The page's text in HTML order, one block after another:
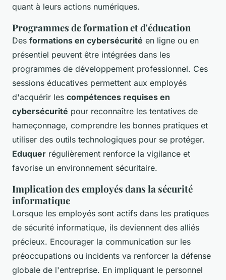
quant à leurs actions numériques.
Programmes de formation et d'éducation
Des formations en cybersécurité en ligne ou en
présentiel peuvent être intégrées dans les
programmes de développement professionnel. Ces
sessions éducatives permettent aux employés
d'acquérir les compétences requises en
cybersécurité pour reconnaître les tentatives de
hameçonnage, comprendre les bonnes pratiques et
utiliser des outils technologiques pour se protéger.
Eduquer régulièrement renforce la vigilance et
favorise un environnement sécuritaire.
Implication des employés dans la sécurité
informatique
Lorsque les employés sont actifs dans les pratiques
de sécurité informatique, ils deviennent des alliés
précieux. Encourager la communication sur les
préoccupations ou incidents va renforcer la défense
globale de l'entreprise. En impliquant le personnel